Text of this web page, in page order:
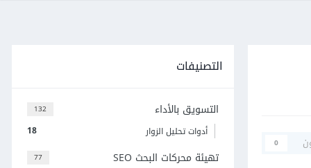
0
التصنيفات
132 التسويق بالأداء
18 أدوات تحليل الزوار
77 تهيئة محركات البحث SEO